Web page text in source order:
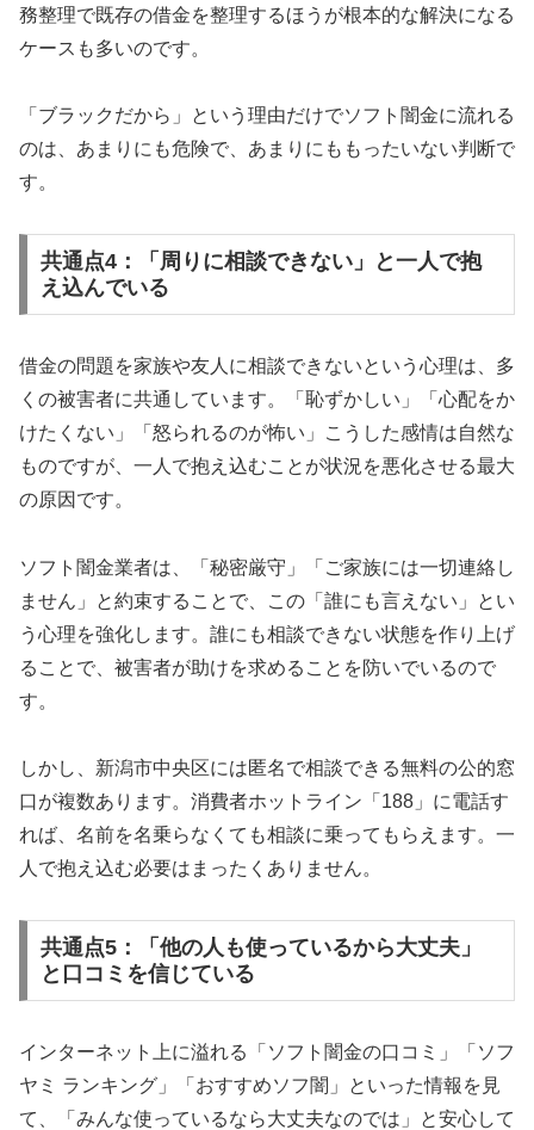
務整理で既存の借金を整理するほうが根本的な解決になる
ケースも多いのです。
「ブラックだから」という理由だけでソフト闇金に流れる
のは、あまりにも危険で、あまりにももったいない判断で
す。
共通点4：「周りに相談できない」と一人で抱
え込んでいる
借金の問題を家族や友人に相談できないという心理は、多
くの被害者に共通しています。「恥ずかしい」「心配をか
けたくない」「怒られるのが怖い」こうした感情は自然な
ものですが、一人で抱え込むことが状況を悪化させる最大
の原因です。
ソフト闇金業者は、「秘密厳守」「ご家族には一切連絡し
ません」と約束することで、この「誰にも言えない」とい
う心理を強化します。誰にも相談できない状態を作り上げ
ることで、被害者が助けを求めることを防いでいるので
す。
しかし、新潟市中央区には匿名で相談できる無料の公的窓
口が複数あります。消費者ホットライン「188」に電話す
れば、名前を名乗らなくても相談に乗ってもらえます。一
人で抱え込む必要はまったくありません。
共通点5：「他の人も使っているから大丈夫」
と口コミを信じている
インターネット上に溢れる「ソフト闇金の口コミ」「ソフ
ヤミ ランキング」「おすすめソフ闇」といった情報を見
て、「みんな使っているなら大丈夫なのでは」と安心して